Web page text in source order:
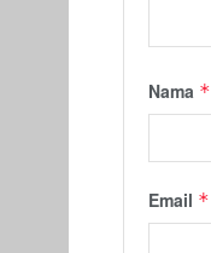
Nama *
Email *